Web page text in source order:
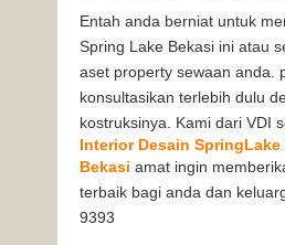
Entah anda berniat untuk
Spring Lake Bekasi ini atau
aset property sewaan anda.
konsultasikan terlebih dulu
kostruksinya. Kami dari VDI
Interior Desain SpringLake
Bekasi amat ingin
terbaik bagi anda dan
9393